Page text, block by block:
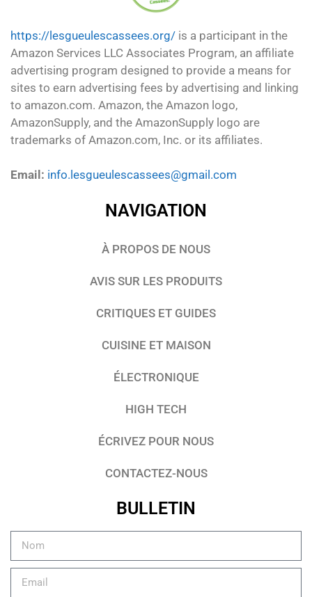
https://lesgueulescassees.org/ is a participant in the
Amazon Services LLC Associates Program, an affiliate
advertising program designed to provide a means for
sites to earn advertising fees by advertising and linking
to amazon.com. Amazon, the Amazon logo,
AmazonSupply, and the AmazonSupply logo are
trademarks of Amazon.com, Inc. or its affiliates.
Email: info.lesgueulescassees@gmail.com
NAVIGATION
À PROPOS DE NOUS
AVIS SUR LES PRODUITS
CRITIQUES ET GUIDES
CUISINE ET MAISON
ÉLECTRONIQUE
HIGH TECH
ÉCRIVEZ POUR NOUS
CONTACTEZ-NOUS
BULLETIN